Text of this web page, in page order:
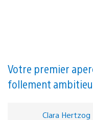
Votre premier
follement
Clara Hertzog